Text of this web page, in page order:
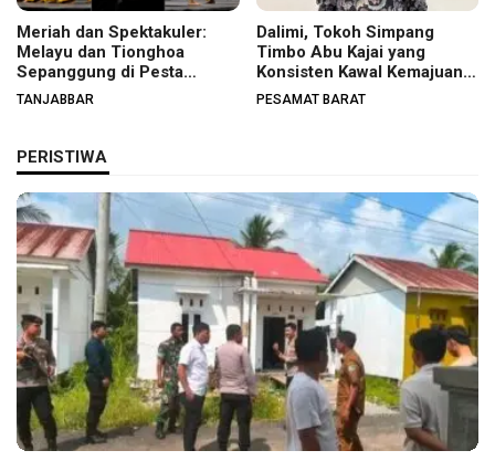
Meriah dan Spektakuler:
Melayu dan Tionghoa
Sepanggung di Pesta
Budaya Tanjabbar
TANJABBAR
Dalimi, Tokoh Simpang
Timbo Abu Kajai yang
Konsisten Kawal Kemajuan
Nagari
PESAMAT BARAT
PERISTIWA